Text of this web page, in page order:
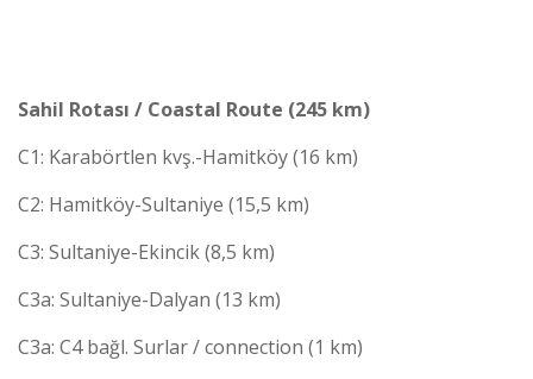
Sahil Rotası / Coastal Route (245 km)
C1: Karabörtlen kvş.-Hamitköy (16 km)
C2: Hamitköy-Sultaniye (15,5 km)
C3: Sultaniye-Ekincik (8,5 km)
C3a: Sultaniye-Dalyan (13 km)
C3a: C4 bağl. Surlar / connection (1 km)